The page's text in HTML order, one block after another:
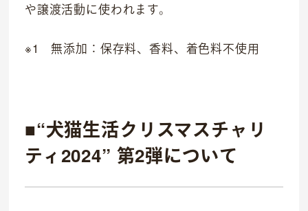
代表あいさつ
や譲渡活動に使われます。
※1 無添加：保存料、香料、着色料不使用
■“犬猫生活クリスマスチャリ
ティ2024” 第2弾について